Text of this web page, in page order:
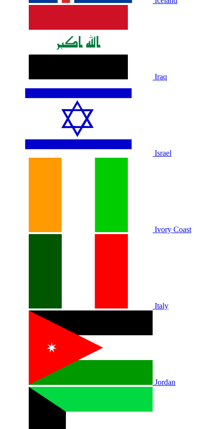
Iraq
Israel
Ivory Coast
Italy
Jordan